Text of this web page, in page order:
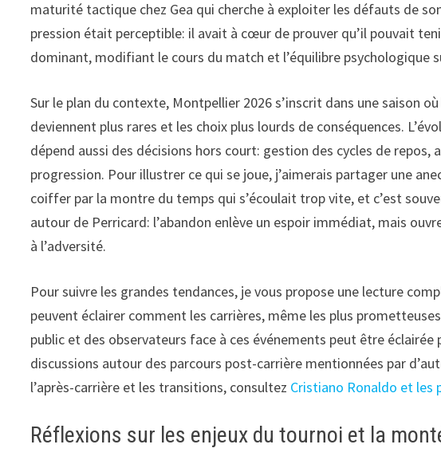
maturité tactique chez Gea qui cherche à exploiter les défauts de
pression était perceptible: il avait à cœur de prouver qu’il pouvait
dominant, modifiant le cours du match et l’équilibre psychologique
Sur le plan du contexte, Montpellier 2026 s’inscrit dans une saison
deviennent plus rares et les choix plus lourds de conséquences.
dépend aussi des décisions hors court: gestion des cycles de
progression. Pour illustrer ce qui se joue, j’aimerais partager une
coiffer par la montre du temps qui s’écoulait trop vite, et c’est
autour de Perricard: l’abandon enlève un espoir immédiat, mais
à l’adversité.
Pour suivre les grandes tendances, je vous propose une lecture
peuvent éclairer comment les carrières, même les plus
public et des observateurs face à ces événements peut être
discussions autour des parcours post-carrière mentionnées par
l’après-carrière et les transitions, consultez Cristiano Ronaldo et les
Réflexions sur les enjeux du tournoi et la